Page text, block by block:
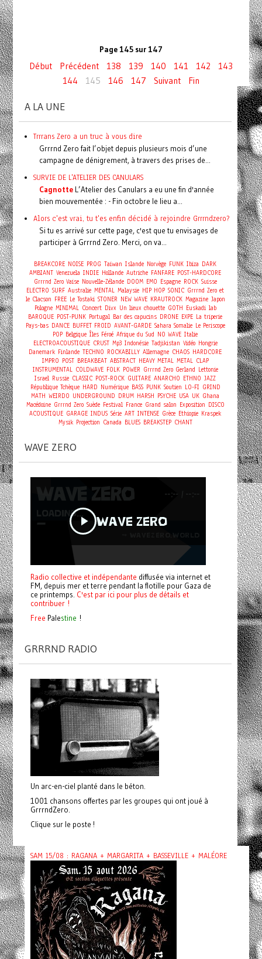
Page 145 sur 147
Début Précédent 138 139 140 141 142
143
144
145 146 147 Suivant Fin
A LA UNE
Trrrans Zero a un truc à vous dire
Grrrnd Zero fait l’objet depuis plusieurs mois d’une
campagne de dénigrement, à travers des prises de...
SURVIE DE L'ATELIER DES CANULARS
CagnotteL’Atelier des Canulars a eu une fin d'année
bien mouvementée : - Fin octobre le lieu a...
Alors c'est vrai, tu t'es enfin décidé à rejoindre Grrrndzero?
Si tu es arrivé sur cette page, c'est que tu envisages de
participer à Grrrnd Zero. Merci, on va...
BREAKCORE NOISE PROG Taiwan Islande Norvège FUNK Ibiza DARK
AMBIANT Venezuela INDIE Hollande Autriche FANFARE POST-HARDCORE
Grrrnd Zero Vaise Nouvelle-Zélande DOOM EMO Espagne ROCK Suisse
ELECTRO SURF Australie MENTAL Malaysie HIP HOP SONIC Grrrnd Zero et
le Clacson FREE Le Tostaki STONER NEW WAVE KRAUTROCK Magazine Japon
Pologne MINIMAL Concert Divx Un lieux chouette GOTH Euskadi lab
BAROQUE POST-PUNK Portugal Bar des capucins DRONE EXPE La triperie
Pays-bas DANCE BUFFET FROID AVANT-GARDE Sahara Somalie Le Periscope
POP Belgique Îles Féroé Afrique du Sud NO WAVE Italie
ELECTROACOUSTIQUE CRUST Mp3 Indonésie Tadjikistan Vidéo Hongrie
Danemark Finlande TECHNO ROCKABILLY Allemagne CHAOS HARDCORE
IMPRO POST BREAKBEAT ABSTRACT HEAVY METAL METAL CLAP
INSTRUMENTAL COLDWAVE FOLK POWER Grrrnd Zero Gerland Lettonie
Israel Russie CLASSIC POST-ROCK GUITARE ANARCHO ETHNO JAZZ
République Tchèque HARD Numérique BASS PUNK Soutien LO-FI GRIND
MATH WEIRDO UNDERGROUND DRUM HARSH PSYCHE USA UK Ghana
Macédoine Grrrnd Zero Suède Festival France Grand salon Exposition DISCO
ACOUSTIQUE GARAGE INDUS Série ART INTENSE Grèce Ethiopie Kraspek
Mysik Projection Canada BLUES BREAKSTEP CHANT
WAVE ZERO
Radio collective et indépendante diffusée via internet et
FM, depuis mer et terre pendant la flotille pour Gaza de
ce printemps. C'est par ici pour plus de détails et
contribuer !
Free Palestine !
GRRRND RADIO
Un arc-en-ciel planté dans le béton.
1001 chansons offertes par les groupes qui ont joué à
GrrrndZero.
Clique sur le poste !
SAM 15/08 : RAGANA + MARGARITA + BASSEVILLE + MALÉORE